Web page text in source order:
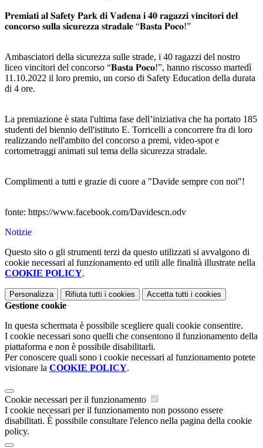
𝐏𝐫𝐞𝐦𝐢𝐚𝐭𝐢 𝐚𝐥 𝐒𝐚𝐟𝐞𝐭𝐲 𝐏𝐚𝐫𝐤 𝐝𝐢 𝐕𝐚𝐝𝐞𝐧𝐚 𝐢 𝟒𝟎 𝐫𝐚𝐠𝐚𝐳𝐳𝐢 𝐯𝐢𝐧𝐜𝐢𝐭𝐨𝐫𝐢 𝐝𝐞𝐥
𝐜𝐨𝐧𝐜𝐨𝐫𝐬𝐨 𝐬𝐮𝐥𝐥𝐚 𝐬𝐢𝐜𝐮𝐫𝐞𝐳𝐳𝐚 𝐬𝐭𝐫𝐚𝐝𝐚𝐥𝐞 “𝐁𝐚𝐬𝐭𝐚 𝐏𝐨𝐜𝐨!”
Ambasciatori della sicurezza sulle strade, i 40 ragazzi del nostro
liceo vincitori del concorso “𝐁𝐚𝐬𝐭𝐚 𝐏𝐨𝐜𝐨!”, hanno riscosso martedì
11.10.2022 il loro premio, un corso di Safety Education della durata
di 4 ore.
La premiazione è stata l'ultima fase dell’iniziativa che ha portato 185
studenti del biennio dell'istituto E. Torricelli a concorrere fra di loro
realizzando nell'ambito del concorso a premi, video-spot e
cortometraggi animati sul tema della sicurezza stradale.
Complimenti a tutti e grazie di cuore a "Davide sempre con noi"!
fonte: https://www.facebook.com/Davidescn.odv
Notizie
Questo sito o gli strumenti terzi da questo utilizzati si avvalgono di
cookie necessari al funzionamento ed utili alle finalità illustrate nella
COOKIE POLICY.
Personalizza Rifiuta tutti i cookies Accetta tutti i cookies
Gestione cookie
In questa schermata è possibile scegliere quali cookie consentire.
I cookie necessari sono quelli che consentono il funzionamento della
piattaforma e non è possibile disabilitarli.
Per conoscere quali sono i cookie necessari al funzionamento potete
visionare la COOKIE POLICY.
Cookie necessari per il funzionamento
I cookie necessari per il funzionamento non possono essere
disabilitati. È possibile consultare l'elenco nella pagina della cookie
policy.